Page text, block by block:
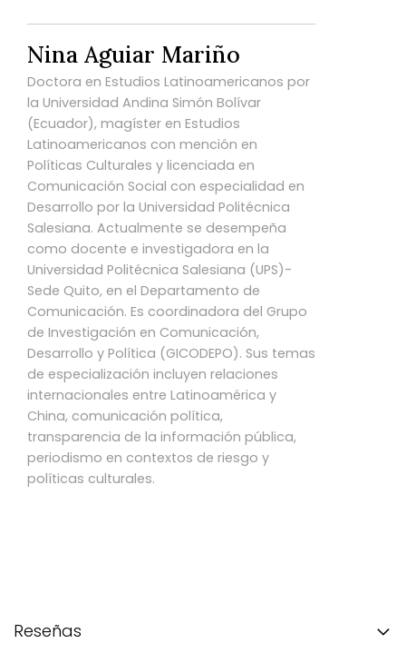
Nina Aguiar Mariño
Doctora en Estudios Latinoamericanos por
la Universidad Andina Simón Bolívar
(Ecuador), magíster en Estudios
Latinoamericanos con mención en
Políticas Culturales y licenciada en
Comunicación Social con especialidad en
Desarrollo por la Universidad Politécnica
Salesiana. Actualmente se desempeña
como docente e investigadora en la
Universidad Politécnica Salesiana (UPS)-
Sede Quito, en el Departamento de
Comunicación. Es coordinadora del Grupo
de Investigación en Comunicación,
Desarrollo y Política (GICODEPO). Sus temas
de especialización incluyen relaciones
internacionales entre Latinoamérica y
China, comunicación política,
transparencia de la información pública,
periodismo en contextos de riesgo y
políticas culturales.
Reseñas